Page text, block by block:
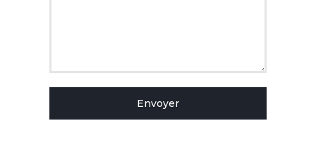
Envoyer